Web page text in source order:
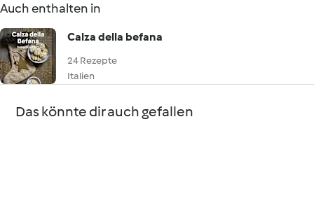
Auch enthalten in
Calza della befana
24 Rezepte
Italien
Das könnte dir auch gefallen